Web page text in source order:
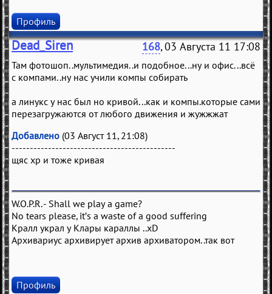
Профиль
Dead_Siren 168, 03 Августа 11 17:08
Там фотошоп..мультимедия..и подобное...ну и офис...всё
с компами..ну нас учили компы собирать
а линукс у нас был но кривой...как и компы.которые сами
перезагружаются от любого движения и жужжжат
Добавлено (03 Август 11, 21:08)
---------------------------------------------
щяс хр и тоже кривая
W.O.P.R. - Shall we play a game?
No tears please, it’s a waste of a good suffering
Кралл украл у Клары караллы ..xD
Архивариус архивирует архив архиватором..так вот
Профиль